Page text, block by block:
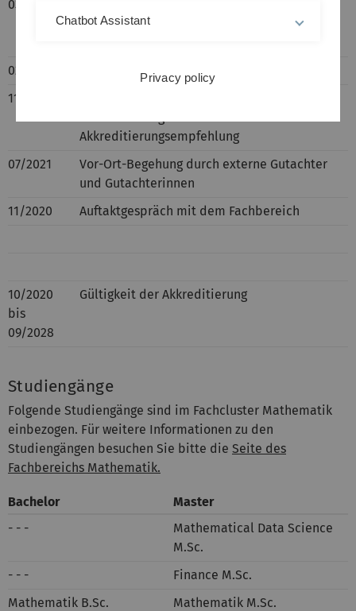
03/2023
Akkreditierungskommission zur Überprüfung
02/2022
Senat beschließt Akkreditierung
11/2021
Akkreditierungsempfehlung
07/2021
Vor-Ort-Begehung durch externe Gutachter
und Gutachterinnen
11/2020
Auftaktgespräch mit dem Fachbereich
10/2020
bis
09/2028
Gültigkeit der Akkreditierung
Studiengänge
Folgende Studiengänge sind im Fachcluster Mathematik
einbezogen. Für weitere Informationen zu den
Studiengängen besuchen Sie bitte die Seite des
Fachbereichs Mathematik.
Bachelor
Master
- - -
Mathematical Data Science
M.Sc.
- - -
Finance M.Sc.
Mathematik B.Sc.
Mathematik M.Sc.
Chatbot Assistant
Privacy policy